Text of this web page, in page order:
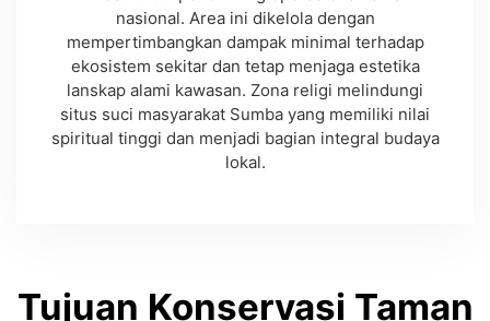
nasional. Area ini dikelola dengan
mempertimbangkan dampak minimal terhadap
ekosistem sekitar dan tetap menjaga estetika
lanskap alami kawasan. Zona religi melindungi
situs suci masyarakat Sumba yang memiliki nilai
spiritual tinggi dan menjadi bagian integral budaya
lokal.
Tujuan Konservasi Taman